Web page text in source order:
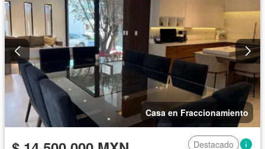
Casa en Fraccionamiento
Destacado